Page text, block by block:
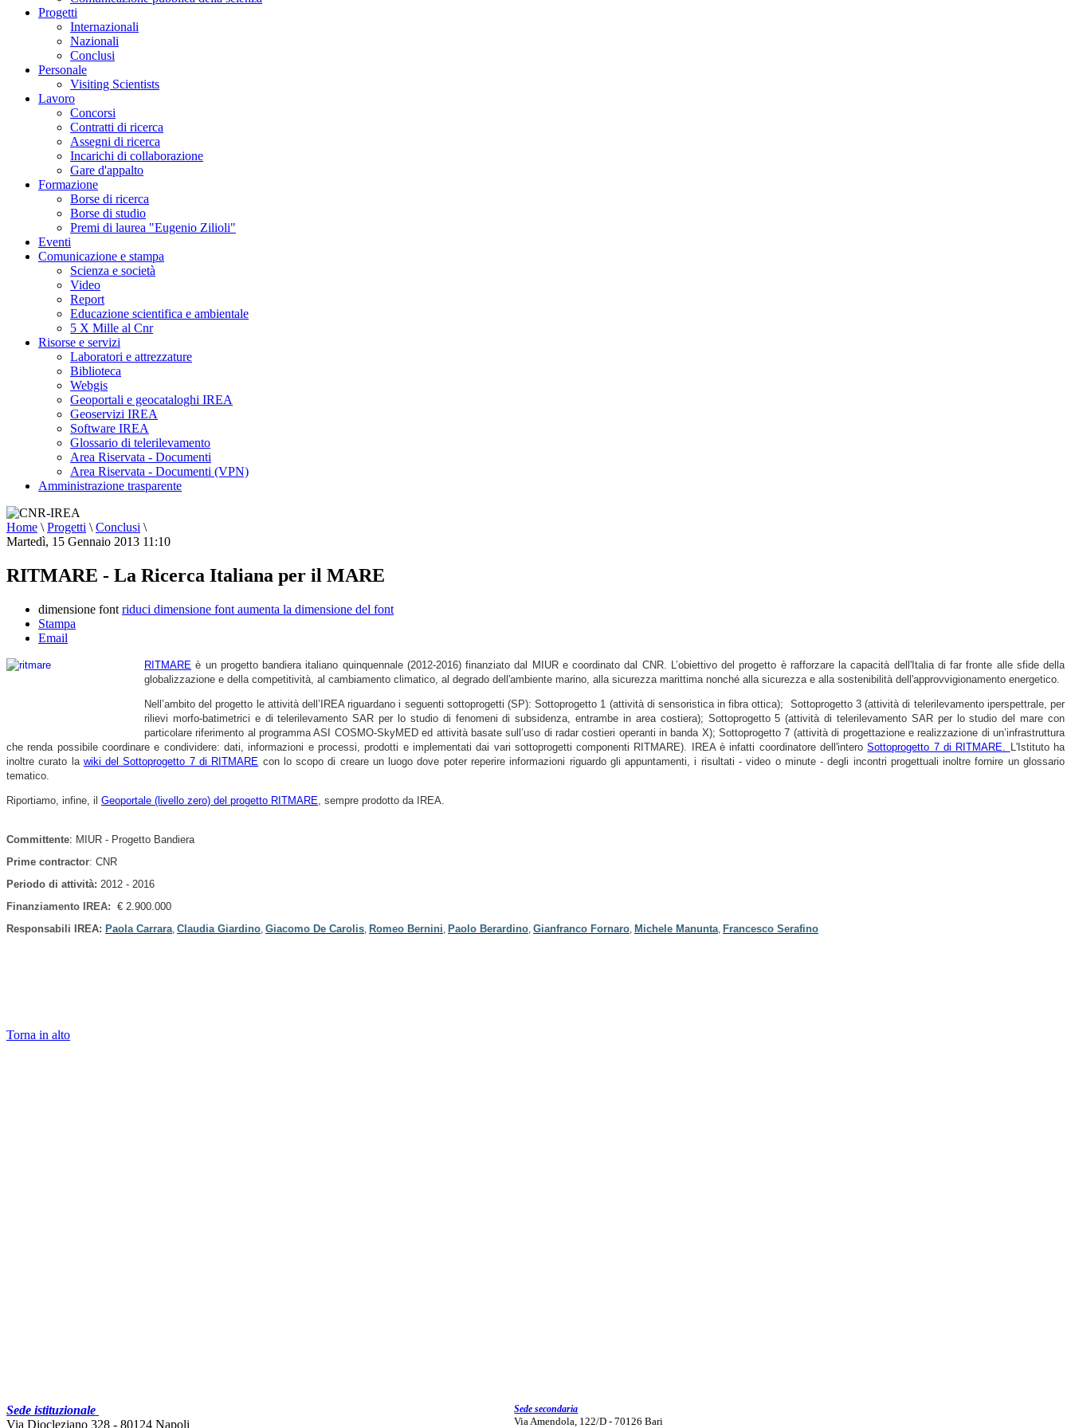
Progetti
Internazionali
Nazionali
Conclusi
Personale
Visiting Scientists
Lavoro
Concorsi
Contratti di ricerca
Assegni di ricerca
Incarichi di collaborazione
Gare d'appalto
Formazione
Borse di ricerca
Borse di studio
Premi di laurea "Eugenio Zilioli"
Eventi
Comunicazione e stampa
Scienza e società
Video
Report
Educazione scientifica e ambientale
5 X Mille al Cnr
Risorse e servizi
Laboratori e attrezzature
Biblioteca
Webgis
Geoportali e geocataloghi IREA
Geoservizi IREA
Software IREA
Glossario di telerilevamento
Area Riservata - Documenti
Area Riservata - Documenti (VPN)
Amministrazione trasparente
Home \ Progetti \ Conclusi \
Martedì, 15 Gennaio 2013 11:10
RITMARE - La Ricerca Italiana per il MARE
dimensione font riduci dimensione font aumenta la dimensione del font
Stampa
Email
RITMARE è un progetto bandiera italiano quinquennale (2012-2016) finanziato dal MIUR e coordinato dal CNR. L’obiettivo del progetto è rafforzare la capacità dell'Italia di far fronte alle sfide della
globalizzazione e della competitività, al cambiamento climatico, al degrado dell'ambiente marino, alla sicurezza marittima nonché alla sicurezza e alla sostenibilità dell'approvvigionamento energetico.
Nell’ambito del progetto le attività dell’IREA riguardano i seguenti sottoprogetti (SP): Sottoprogetto 1 (attività di sensoristica in fibra ottica); Sottoprogetto 3 (attività di telerilevamento iperspettrale, per
rilievi morfo-batimetrici e di telerilevamento SAR per lo studio di fenomeni di subsidenza, entrambe in area costiera); Sottoprogetto 5 (attività di telerilevamento SAR per lo studio del mare con
particolare riferimento al programma ASI COSMO-SkyMED ed attività basate sull’uso di radar costieri operanti in banda X); Sottoprogetto 7 (attività di progettazione e realizzazione di un’infrastruttura
che renda possibile coordinare e condividere: dati, informazioni e processi, prodotti e implementati dai vari sottoprogetti componenti RITMARE). IREA è infatti coordinatore dell'interoSottoprogetto 7 di RITMARE.
L'Istituto ha
inoltre curato la wiki del Sottoprogetto 7 di RITMARE con lo scopo di creare un luogo dove poter reperire informazioni riguardo gli appuntamenti, i risultati - video o minute - degli incontri progettuali inoltre fornire un glossario
tematico.
Riportiamo, infine, il Geoportale (livello zero) del progetto RITMARE , sempre prodotto da IREA.
Committente: MIUR - Progetto Bandiera
Prime contractor: CNR
Periodo di attività: 2012 - 2016
Finanziamento IREA: € 2.900.000
Responsabili IREA: Paola Carrara, Claudia Giardino, Giacomo De Carolis, Romeo Bernini, Paolo Berardino, Gianfranco Fornaro, Michele Manunta, Francesco Serafino
Torna in alto
Sede istituzionale
Via Diocleziano 328 - 80124 Napoli
Sede secondaria
Via Amendola, 122/D - 70126 Bari